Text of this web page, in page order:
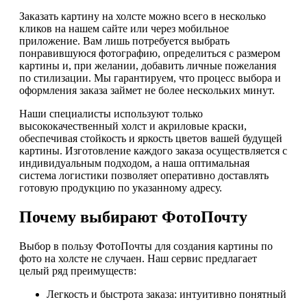
Заказать картину на холсте можно всего в несколько
кликов на нашем сайте или через мобильное
приложение. Вам лишь потребуется выбрать
понравившуюся фотографию, определиться с размером
картины и, при желании, добавить личные пожелания
по стилизации. Мы гарантируем, что процесс выбора и
оформления заказа займет не более нескольких минут.
Наши специалисты используют только
высококачественный холст и акриловые краски,
обеспечивая стойкость и яркость цветов вашей будущей
картины. Изготовление каждого заказа осуществляется с
индивидуальным подходом, а наша оптимальная
система логистики позволяет оперативно доставлять
готовую продукцию по указанному адресу.
Почему выбирают ФотоПочту
Выбор в пользу ФотоПочты для создания картины по
фото на холсте не случаен. Наш сервис предлагает
целый ряд преимуществ:
Легкость и быстрота заказа: интуитивно понятный